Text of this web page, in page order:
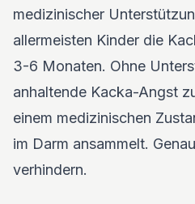
medizinischer
allermeisten Kinder die
3-6 Monaten. Ohne
anhaltende Kacka-Angst
einem medizinischen
im Darm ansammelt.
verhindern.